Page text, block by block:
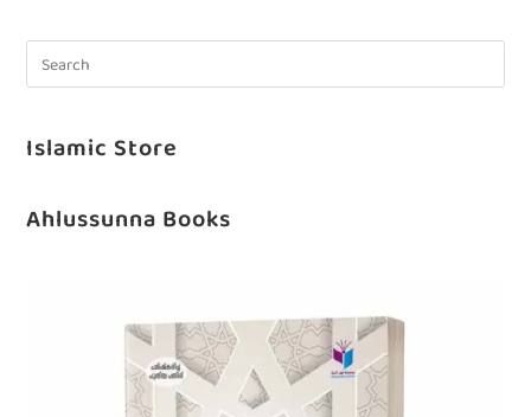
Islamic Store
Ahlussunna Books